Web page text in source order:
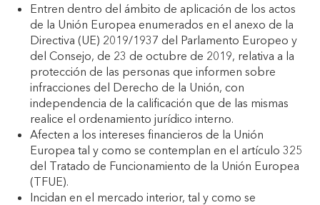
Entren dentro del ámbito de aplicación de los actos
de la Unión Europea enumerados en el anexo de la
Directiva (UE) 2019/1937 del Parlamento Europeo y
del Consejo, de 23 de octubre de 2019, relativa a la
protección de las personas que informen sobre
infracciones del Derecho de la Unión, con
independencia de la calificación que de las mismas
realice el ordenamiento jurídico interno.
Afecten a los intereses financieros de la Unión
Europea tal y como se contemplan en el artículo 325
del Tratado de Funcionamiento de la Unión Europea
(TFUE).
Incidan en el mercado interior, tal y como se